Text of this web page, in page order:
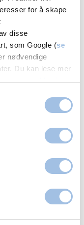
for å skape
disse
som Google (se
nødvendige
Du kan lese mer
.
Stavanger
i